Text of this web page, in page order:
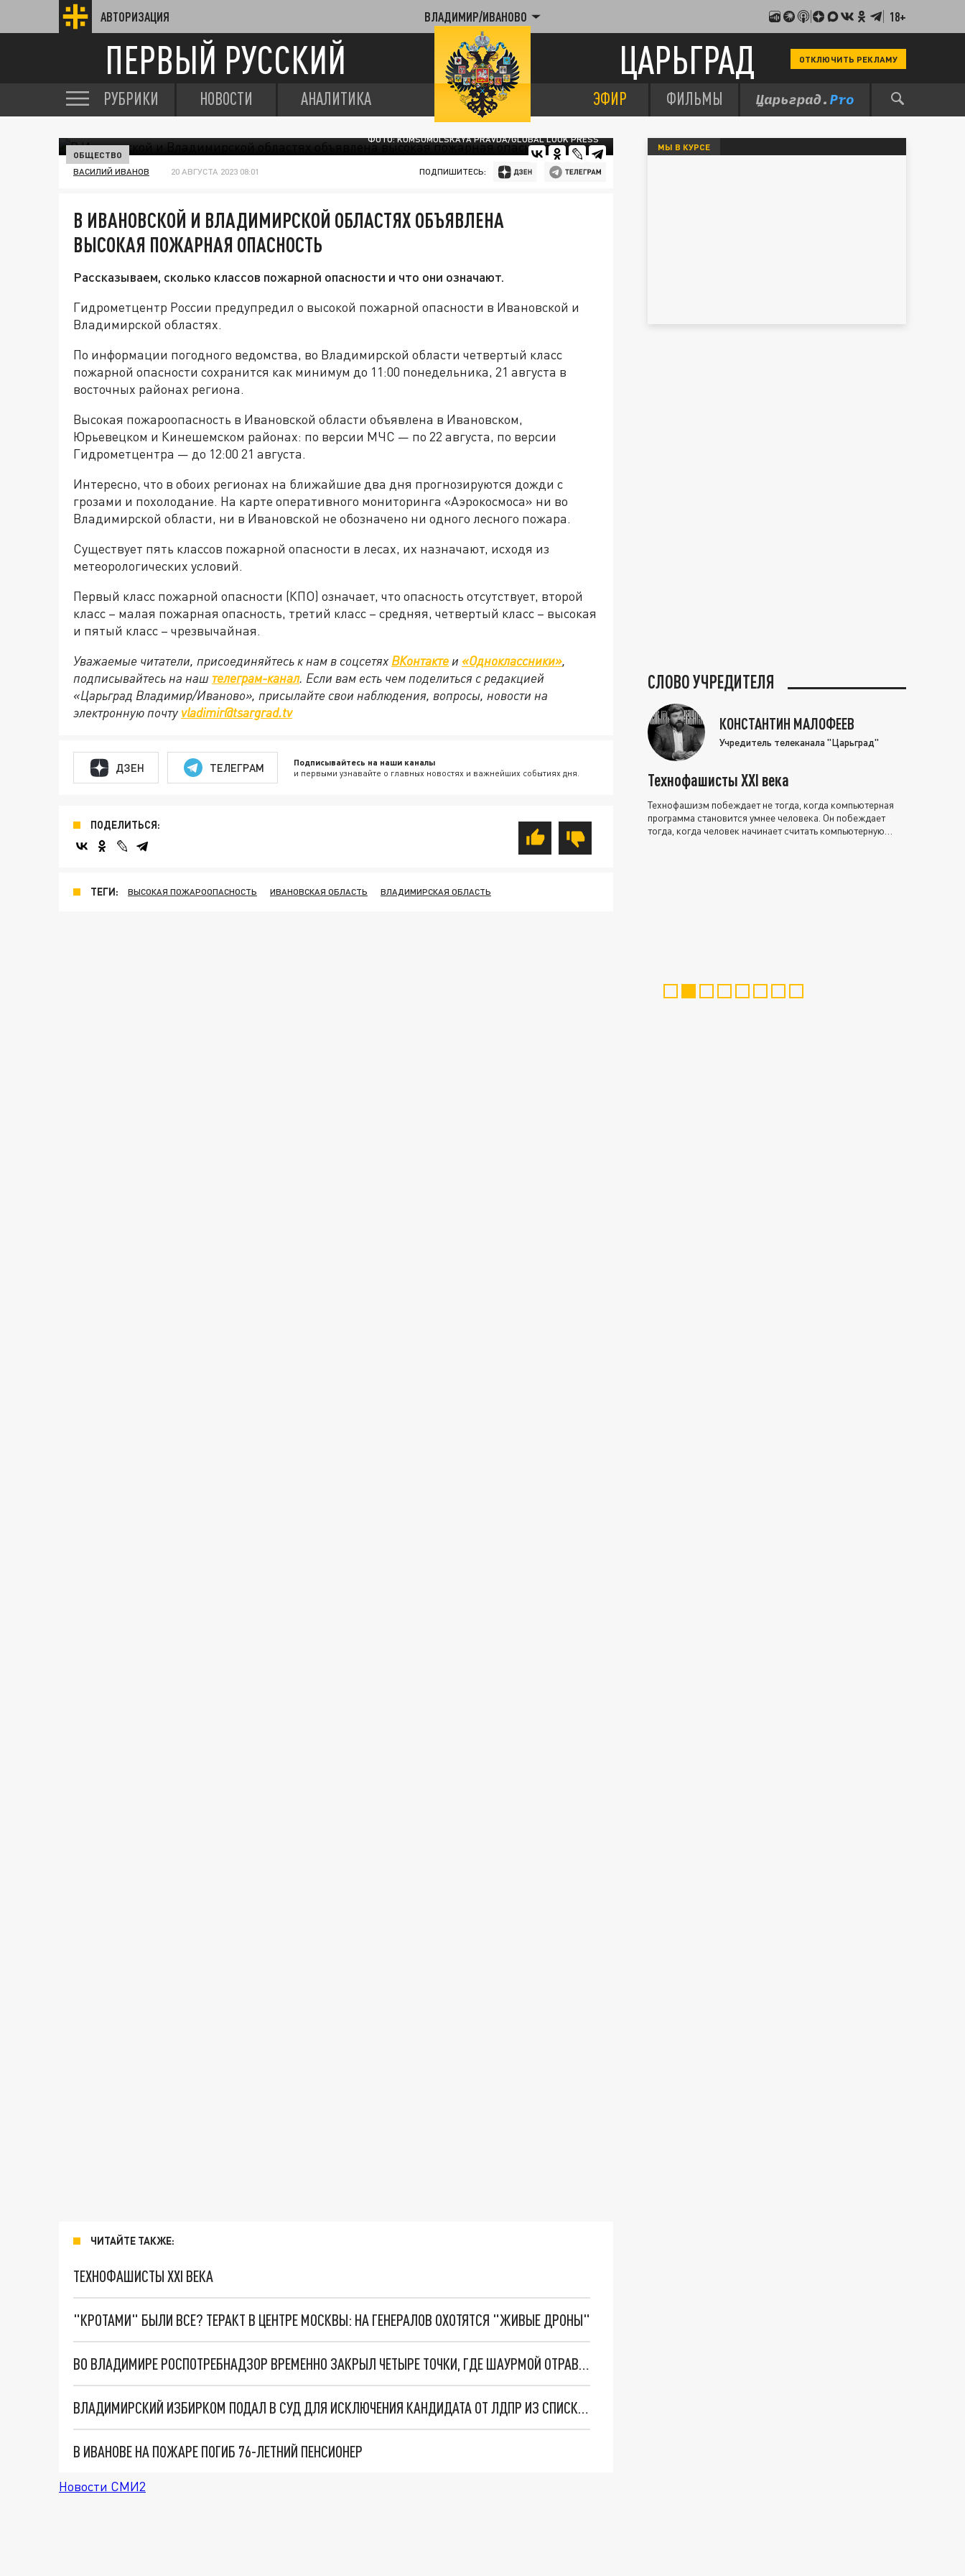
АВТОРИЗАЦИЯ ВЛАДИМИР/ИВАНОВО 18+
ПЕРВЫЙ РУССКИЙ ЦАРЬГРАД ОТКЛЮЧИТЬ РЕКЛАМУ
РУБРИКИ НОВОСТИ АНАЛИТИКА ЭФИР ФИЛЬМЫ
ФОТО: KOMSOMOLSKAYA PRAVDA/GLOBAL LOOK PRESS
ОБЩЕСТВО
ВАСИЛИЙ ИВАНОВ 20 АВГУСТА 2023 08:01 ПОДПИШИТЕСЬ:
В ИВАНОВСКОЙ И ВЛАДИМИРСКОЙ ОБЛАСТЯХ ОБЪЯВЛЕНА
ВЫСОКАЯ ПОЖАРНАЯ ОПАСНОСТЬ
Рассказываем, сколько классов пожарной опасности и что они означают.
Гидрометцентр России предупредил о высокой пожарной опасности в Ивановской и
Владимирской областях.
По информации погодного ведомства, во Владимирской области четвертый класс
пожарной опасности сохранится как минимум до 11:00 понедельника, 21 августа в
восточных районах региона.
Высокая пожароопасность в Ивановской области объявлена в Ивановском,
Юрьевецком и Кинешемском районах: по версии МЧС — по 22 августа, по версии
Гидрометцентра — до 12:00 21 августа.
Интересно, что в обоих регионах на ближайшие два дня прогнозируются дожди с
грозами и похолодание. На карте оперативного мониторинга «Аэрокосмоса» ни во
Владимирской области, ни в Ивановской не обозначено ни одного лесного пожара.
Существует пять классов пожарной опасности в лесах, их назначают, исходя из
метеорологических условий.
Первый класс пожарной опасности (КПО) означает, что опасность отсутствует, второй
класс – малая пожарная опасность, третий класс – средняя, четвертый класс – высокая
и пятый класс – чрезвычайная.
Уважаемые читатели, присоединяйтесь к нам в соцсетях ВКонтакте и «Одноклассники»,
подписывайтесь на наш телеграм-канал. Если вам есть чем поделиться с редакцией
«Царьград Владимир/Иваново», присылайте свои наблюдения, вопросы, новости на
электронную почту vladimir@tsargrad.tv
ДЗЕН ТЕЛЕГРАМ Подписывайтесь на наши каналы
и первыми узнавайте о главных новостях и важнейших событиях дня.
ПОДЕЛИТЬСЯ:
ТЕГИ: ВЫСОКАЯ ПОЖАРООПАСНОСТЬ ИВАНОВСКАЯ ОБЛАСТЬ ВЛАДИМИРСКАЯ ОБЛАСТЬ
ЧИТАЙТЕ ТАКЖЕ:
ТЕХНОФАШИСТЫ XXI ВЕКА
"КРОТАМИ" БЫЛИ ВСЕ? ТЕРАКТ В ЦЕНТРЕ МОСКВЫ: НА ГЕНЕРАЛОВ ОХОТЯТСЯ "ЖИВЫЕ ДРОНЫ"
ВО ВЛАДИМИРЕ РОСПОТРЕБНАДЗОР ВРЕМЕННО ЗАКРЫЛ ЧЕТЫРЕ ТОЧКИ, ГДЕ ШАУРМОЙ ОТРАВИЛОСЬ 56 ЧЕЛОВЕК
ВЛАДИМИРСКИЙ ИЗБИРКОМ ПОДАЛ В СУД ДЛЯ ИСКЛЮЧЕНИЯ КАНДИДАТА ОТ ЛДПР ИЗ СПИСКА НА ВЫБОРЫ В ЗС
В ИВАНОВЕ НА ПОЖАРЕ ПОГИБ 76-ЛЕТНИЙ ПЕНСИОНЕР
Новости СМИ2
МЫ В КУРСЕ
СЛОВО УЧРЕДИТЕЛЯ
КОНСТАНТИН МАЛОФЕЕВ
Учредитель телеканала "Царьград"
Технофашисты XXI века
Технофашизм побеждает не тогда, когда компьютерная
программа становится умнее человека. Он побеждает
тогда, когда человек начинает считать компьютерную